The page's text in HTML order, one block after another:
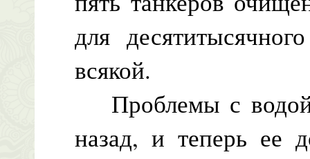
для
всякой.
Проблемы с водой
назад, и теперь ее